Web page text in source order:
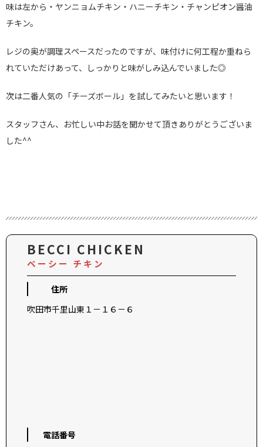
味は左から・ヤンニョムチキン・ハニーチキン・チャンピオン醤油
チキン。
レジの奥が調理スペースだったのですが、味付けに何工程か重ねら
れていただけあって、しっかりと味がしみ込んでいました◎
次は二番人気の「チーズボール」を試してみたいと思います！
スタッフさん、お忙しい中お話を聞かせて頂きありがとうございま
した^^
BECCI CHICKEN
ベーシー チキン
住所
吹田市千里山東１－１６－６
電話番号